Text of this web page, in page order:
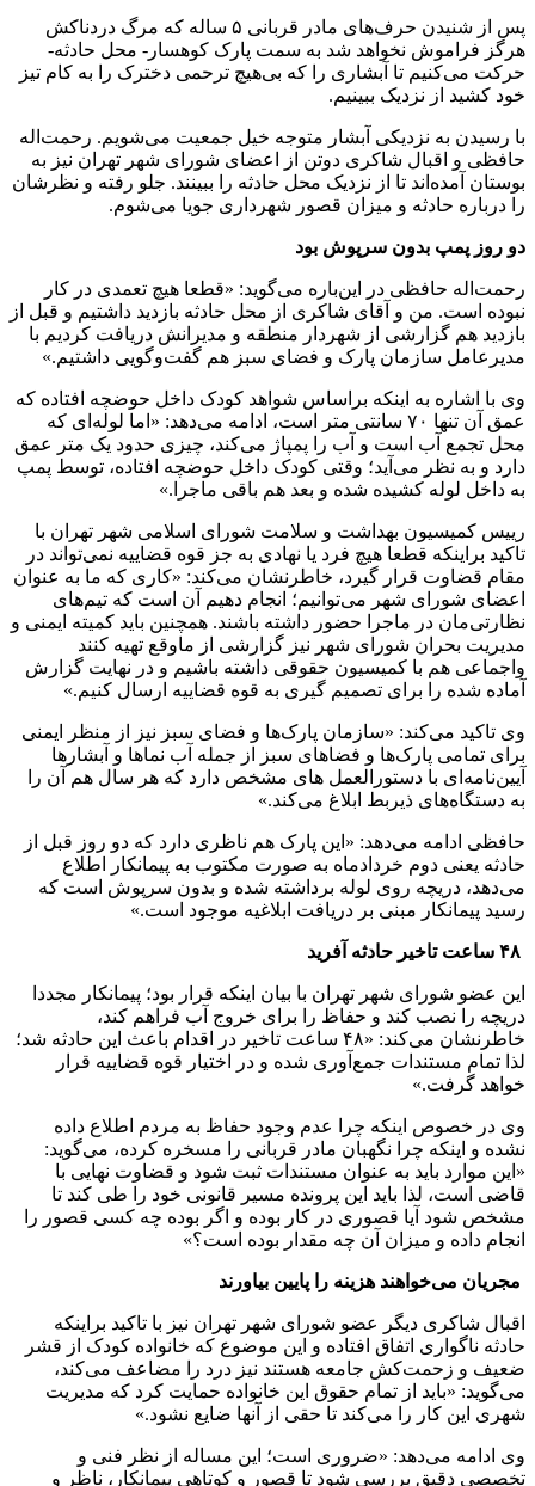
پس از شنیدن حرف‌های مادر قربانی ۵ ساله که مرگ دردناکش
هرگز فراموش نخواهد شد به سمت پارک کوهسار- محل حادثه-
حرکت می‌کنیم تا آبشاری را که بی‌هیچ ترحمی دخترک را به کام تیز
خود کشید از نزدیک ببینیم.
با رسیدن به نزدیکی آبشار متوجه خیل جمعیت می‌شویم. رحمت‌اله
حافظی و اقبال شاکری دوتن از اعضای شورای شهر تهران نیز به
بوستان آمده‌اند تا از نزدیک محل حادثه را ببینند. جلو رفته و نظرشان
را درباره حادثه و میزان قصور شهرداری جویا می‌شوم.
دو روز پمپ بدون سرپوش بود
رحمت‌اله حافظی در این‌باره می‌گوید: «قطعا هیچ تعمدی در کار
نبوده است. من و آقای شاکری از محل حادثه بازدید داشتیم و قبل از
بازدید هم گزارشی از شهردار منطقه و مدیرانش دریافت کردیم با
مدیرعامل سازمان پارک و فضای سبز هم گفت‌وگویی داشتیم.»
وی با اشاره به اینکه براساس شواهد کودک داخل حوضچه‌ افتاده که
عمق آن تنها ۷۰ سانتی متر است، ادامه می‌دهد: «اما لوله‌ای که
محل تجمع آب است و آب را پمپاژ می‌کند، چیزی حدود یک متر عمق
دارد و به نظر می‌آید؛ وقتی کودک داخل حوضچه افتاده، توسط پمپ
به داخل لوله کشیده شده و بعد هم باقی ماجرا.»
رییس کمیسیون بهداشت و سلامت شورای اسلامی شهر تهران با
تاکید براینکه قطعا هیچ فرد یا نهادی به جز قوه قضاییه نمی‌تواند در
مقام قضاوت قرار گیرد، خاطرنشان می‌کند: «کاری که ما به عنوان
اعضای شورای شهر می‌توانیم؛ انجام دهیم آن است که تیم‌های
نظارتی‌مان در ماجرا حضور داشته باشند. همچنین باید کمیته ایمنی و
مدیریت بحران شورای شهر نیز گزارشی از ماوقع تهیه کنند
واجماعی هم با کمیسیون حقوقی داشته باشیم و در نهایت گزارش
آماده شده را برای تصمیم گیری به قوه قضاییه ارسال کنیم.»
وی تاکید می‌کند: «سازمان پارک‌ها و فضای سبز نیز از منظر ایمنی
برای تمامی پارک‌ها و فضاهای سبز از جمله آب نماها و آبشارها
آیین‌نامه‌ای با دستورالعمل های مشخص دارد که هر سال هم آن را
به دستگاه‌های ذیربط ابلاغ می‌کند.»
حافظی ادامه می‌دهد: «این پارک هم ناظری دارد که دو روز قبل از
حادثه یعنی دوم خردادماه به صورت مکتوب به پیمانکار اطلاع
می‌دهد، دریچه روی لوله برداشته شده و بدون سرپوش است که
رسید پیمانکار مبنی بر دریافت ابلاغیه موجود است.»
ساعت تاخیر حادثه آفرید
این عضو شورای شهر تهران با بیان اینکه قرار بود؛ پیمانکار مجددا
دریچه را نصب کند و حفاظ را برای خروج آب فراهم کند،
خاطرنشان می‌کند: «۴۸ ساعت تاخیر در اقدام باعث این حادثه شد؛
لذا تمام مستندات جمع‌آوری شده و در اختیار قوه قضاییه قرار
خواهد گرفت.»
وی در خصوص اینکه چرا عدم وجود حفاظ به مردم اطلاع داده
نشده و اینکه چرا نگهبان مادر قربانی را مسخره کرده، می‌گوید:
«این موارد باید به عنوان مستندات ثبت شود و قضاوت نهایی با
قاضی است، لذا باید این پرونده مسیر قانونی خود را طی کند تا
مشخص شود آیا قصوری در کار بوده و اگر بوده چه کسی قصور را
انجام داده و میزان آن چه مقدار بوده است؟»
مجریان می‌خواهند هزینه را پایین بیاورند
اقبال شاکری دیگر عضو شورای شهر تهران نیز با تاکید براینکه
حادثه ناگواری اتفاق افتاده و این موضوع که خانواده کودک از قشر
ضعیف و زحمت‌کش جامعه هستند نیز درد را مضاعف می‌کند،
می‌گوید: «باید از تمام حقوق این خانواده حمایت کرد که مدیریت
شهری این کار را می‌کند تا حقی از آنها ضایع نشود.»
وی ادامه می‌دهد: «ضروری است؛ این مساله از نظر فنی و
تخصصی دقیق بررسی شود تا قصور و کوتاهی پیمانکار، ناظر و